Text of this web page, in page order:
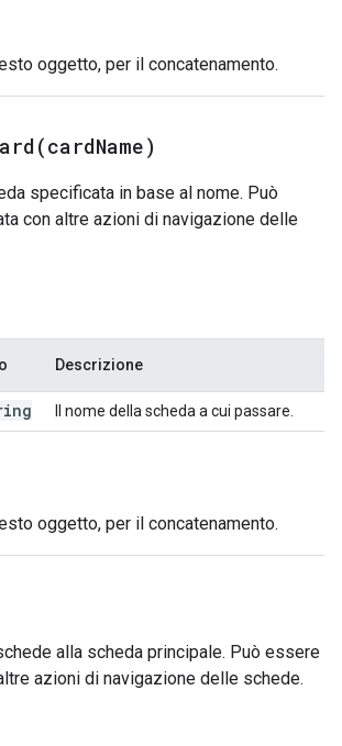
oggetto, per il concatenamento.
cardName)
specificata in base al nome. Può
con altre azioni di navigazione delle
Descrizione
Il nome della scheda a cui passare.
oggetto, per il concatenamento.
alla scheda principale. Può essere
azioni di navigazione delle schede.